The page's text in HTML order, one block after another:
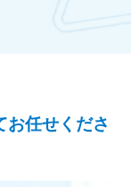
お任せくださ